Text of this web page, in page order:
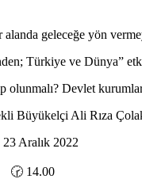
geleceğe yön
Türkiye ve Dünya”
Devlet
Büyükelçi Ali Rıza
23 Aralık 2022
🕝 14.00